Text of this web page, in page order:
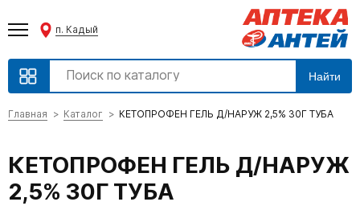
п. Кадый
Найти
Главная Каталог КЕТОПРОФЕН ГЕЛЬ Д/НАРУЖ 2,5% 30Г ТУБА
КЕТОПРОФЕН ГЕЛЬ Д/НАРУЖ
2,5% 30Г ТУБА